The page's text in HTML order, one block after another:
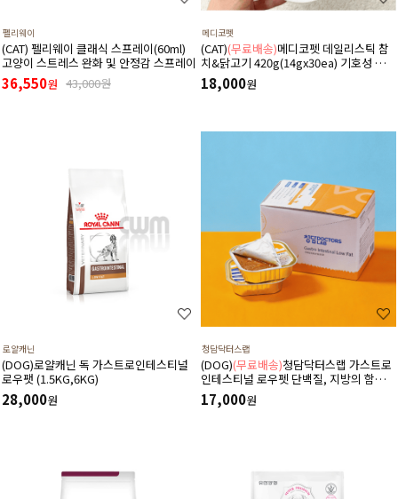
펠리웨이
(CAT) 펠리웨이 클래식 스프레이(60ml)
고양이 스트레스 완화 및 안정감 스프레이
36,550원 43,000원
메디코펫
(CAT)(무료배송)메디코펫 데일리스틱 참
치&닭고기 420g(14gx30ea) 기호성 좋은
저나트륨 하루 종합 영양제 츄르
18,000원
로얄캐닌
(DOG)로얄캐닌 독 가스트로인테스티널
로우팻 (1.5KG,6KG)
28,000원
청담닥터스랩
(DOG)(무료배송)청담닥터스랩 가스트로
인테스티널 로우펫 단백질, 지방의 함량을
줄인 습식 캔사료 600g(100gx6ea) 저지
방처방습식,췌장염 ,소화기질환,고지혈
17,000원